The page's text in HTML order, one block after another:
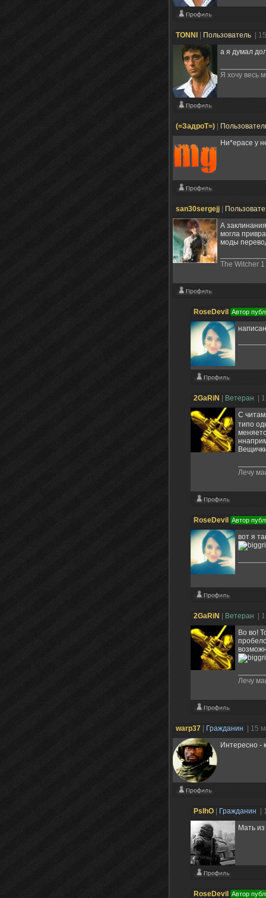
TONNI | Пользователь |
а я думал
Я хочу весь
(=ЗадроТ=) |
Ни*ерасе у
san30sergejj |
А
могла
моды
The Witcher
RoseDevil Автор
2GaRiN | Ветеран |
С
типо
Лечу
RoseDevil Автор
вот я
2GaRiN | Ветеран |
Во во!
Лечу
warp37 | Гражданин | 15
Интересно -
PsIhO | Гражданин |
Мать
RoseDevil Автор